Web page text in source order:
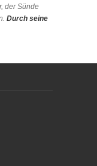
der Sünde
Durch seine